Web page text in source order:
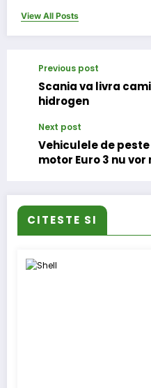
View All Posts
Previous post
Scania va livra
hidrogen
Next post
Vehiculele de
motor Euro 3 nu
CITESTE SI